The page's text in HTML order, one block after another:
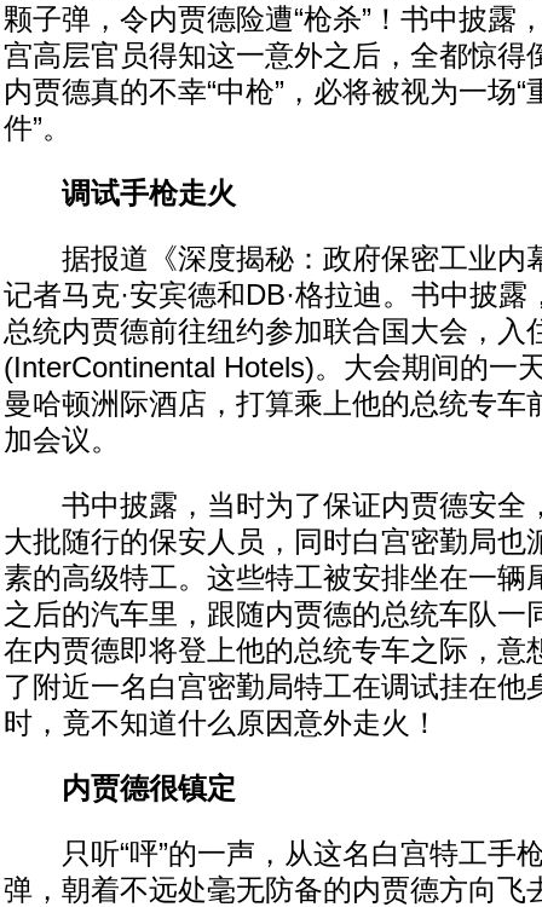
颗子弹，令内贾德险遭“枪杀”！书中披露
宫高层官员得知这一意外之后，全都惊得
内贾德真的不幸“中枪”，必将被视为一场
件”。
调试手枪走火
据报道《深度揭秘：政府保密工业内
记者马克·安宾德和DB·格拉迪。书中披露
总统内贾德前往纽约参加联合国大会，入
(InterContinental Hotels)。大会期间的一
曼哈顿洲际酒店，打算乘上他的总统专车
加会议。
书中披露，当时为了保证内贾德安全
大批随行的保安人员，同时白宫密勤局也
素的高级特工。这些特工被安排坐在一辆
之后的汽车里，跟随内贾德的总统车队一
在内贾德即将登上他的总统专车之际，意
了附近一名白宫密勤局特工在调试挂在他
时，竟不知道什么原因意外走火！
内贾德很镇定
只听“呯”的一声，从这名白宫特工手
弹，朝着不远处毫无防备的内贾德方向飞